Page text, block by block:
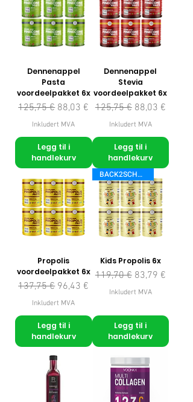
Dennenappel
Pasta
voordeelpakket 6x
Vanlig pris
125,75 € Salgspris
88,03 €
Inkludert MVA
Legg til i
handlekurv
Dennenappel
Stevia
voordeelpakket 6x
Vanlig pris
125,75 € Salgspris
88,03 €
Inkludert MVA
Legg til i
handlekurv
Propolis
voordeelpakket 6x
Vanlig pris
137,75 € Salgspris
96,43 €
Inkludert MVA
Legg til i
handlekurv
BACK2SCHOOL
Kids Propolis 6x
Vanlig pris
119,70 € Salgspris
83,79 €
Inkludert MVA
Legg til i
handlekurv